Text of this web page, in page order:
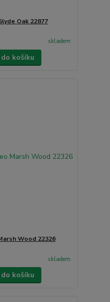
Oak 22877
skladem
košíku
Wood 22326
skladem
košíku